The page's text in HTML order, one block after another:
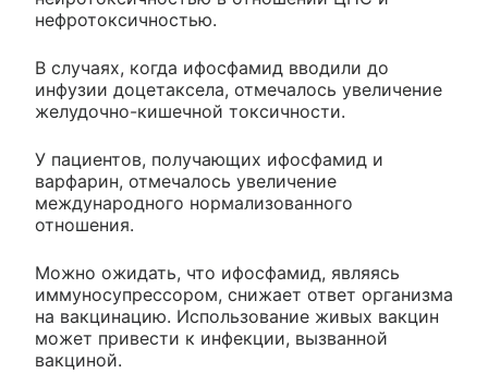
нефротоксичностью.
В случаях, когда ифосфамид вводили до
инфузии доцетаксела, отмечалось увеличение
желудочно-кишечной токсичности.
У пациентов, получающих ифосфамид и
варфарин, отмечалось увеличение
международного нормализованного
отношения.
Можно ожидать, что ифосфамид, являясь
иммуносупрессором, снижает ответ организма
на вакцинацию. Использование живых вакцин
может привести к инфекции, вызванной
вакциной.